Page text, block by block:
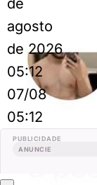
de
agosto
de 2026
05:12
07/08
05:12
PUBLICIDADE
ANUNCIE